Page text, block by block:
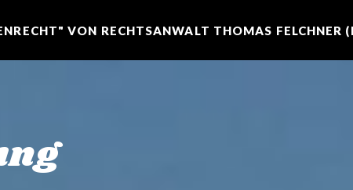
VON RECHTSANWALT THOMAS FELCHNER